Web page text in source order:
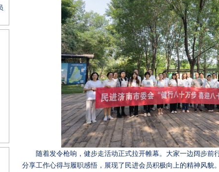
随着发令枪响，健步走活动正式拉开帷幕。大家一边阔步前
分享工作心得与履职感悟，展现了民进会员积极向上的精神风貌